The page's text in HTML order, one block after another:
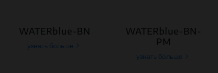
WATERblue-BN
узнать больше
WATERblue-BN-
PM
узнать больше